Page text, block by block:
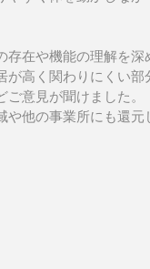
在や機能の理解を深
が高く関わりにくい
意見が聞けました。
や他の事業所にも還